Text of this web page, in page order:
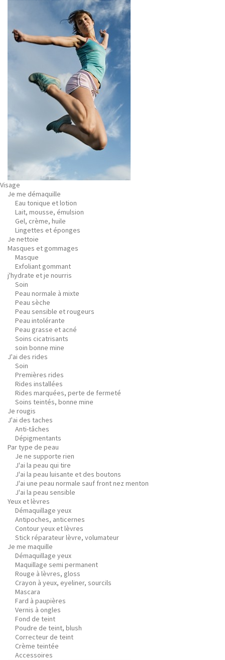
Visage
Je me démaquille
Eau tonique et lotion
Lait, mousse, émulsion
Gel, crème, huile
Lingettes et éponges
Je nettoie
Masques et gommages
Masque
Exfoliant gommant
j'hydrate et je nourris
Soin
Peau normale à mixte
Peau sèche
Peau sensible et rougeurs
Peau intolérante
Peau grasse et acné
Soins cicatrisants
soin bonne mine
J'ai des rides
Soin
Premières rides
Rides installées
Rides marquées, perte de fermeté
Soins teintés, bonne mine
Je rougis
J'ai des taches
Anti-tâches
Dépigmentants
Par type de peau
Je ne supporte rien
J'ai la peau qui tire
J'ai la peau luisante et des boutons
J'ai une peau normale sauf front nez menton
J'ai la peau sensible
Yeux et lèvres
Démaquillage yeux
Antipoches, anticernes
Contour yeux et lèvres
Stick réparateur lèvre, volumateur
Je me maquille
Démaquillage yeux
Maquillage semi permanent
Rouge à lèvres, gloss
Crayon à yeux, eyeliner, sourcils
Mascara
Fard à paupières
Vernis à ongles
Fond de teint
Poudre de teint, blush
Correcteur de teint
Crème teintée
Accessoires